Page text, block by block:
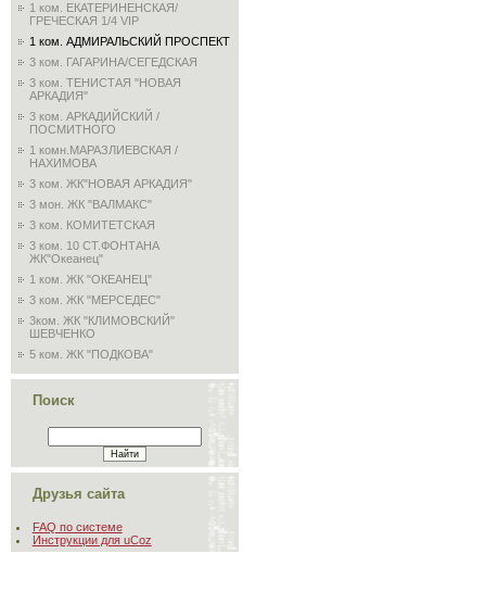
1 ком. ЕКАТЕРИНЕНСКАЯ/
ГРЕЧЕСКАЯ 1/4 VIP
1 ком. АДМИРАЛЬСКИЙ ПРОСПЕКТ
3 ком. ГАГАРИНА/СЕГЕДСКАЯ
3 ком. ТЕНИСТАЯ "НОВАЯ
АРКАДИЯ"
3 ком. АРКАДИЙСКИЙ /
ПОСМИТНОГО
1 комн.МАРАЗЛИЕВСКАЯ /
НАХИМОВА
3 ком. ЖК"НОВАЯ АРКАДИЯ"
3 мон. ЖК "ВАЛМАКС"
3 ком. КОМИТЕТСКАЯ
3 ком. 10 СТ.ФОНТАНА
ЖК"Океанец"
1 ком. ЖК "ОКЕАНЕЦ"
3 ком. ЖК "МЕРСЕДЕС"
3ком. ЖК "КЛИМОВСКИЙ"
ШЕВЧЕНКО
5 ком. ЖК "ПОДКОВА"
Поиск
Друзья сайта
FAQ по системе
Инструкции для uCoz